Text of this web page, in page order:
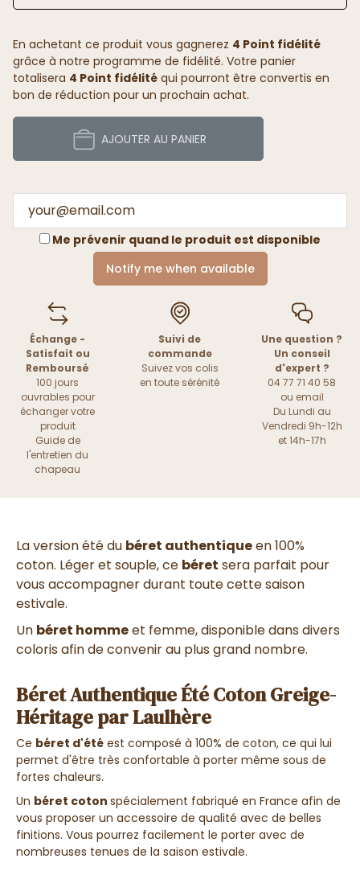
En achetant ce produit vous gagnerez 4 Point fidélité
grâce à notre programme de fidélité. Votre panier
totalisera 4 Point fidélité qui pourront être convertis en
bon de réduction pour un prochain achat.
AJOUTER AU PANIER
Me prévenir quand le produit est disponible
Notify me when available
Échange -
Satisfait ou
Remboursé
100 jours
ouvrables pour
échanger votre
produit
Guide de
l'entretien du
chapeau
Suivi de
commande
Suivez vos colis
en toute sérénité
Une question ?
Un conseil
d'expert ?
04 77 71 40 58
ou email
Du Lundi au
Vendredi 9h-12h
et 14h-17h
La version été du béret authentiqueen 100%
coton. Léger et souple, ce béret sera parfait pour
vous accompagner durant toute cette saison
estivale.
Un béret hommeet femme, disponible dans divers
coloris afin de convenir au plus grand nombre.
Béret Authentique Été Coton Greige-
Héritage par Laulhère
Ce béret d'été est composé à 100% de coton, ce qui lui
permet d'être très confortable à porter même sous de
fortes chaleurs.
Un béret coton spécialement fabriqué en France afin de
vous proposer un accessoire de qualité avec de belles
finitions. Vous pourrez facilement le porter avec de
nombreuses tenues de la saison estivale.